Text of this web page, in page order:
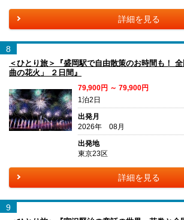
詳細を見る
8
＜ひとり旅＞『盛岡駅で自由散策のお時間も！
曲の花火」 ２日間』
79,900円 ～ 79,900円
1泊2日
出発月
2026年 08月
出発地
東京23区
詳細を見る
9